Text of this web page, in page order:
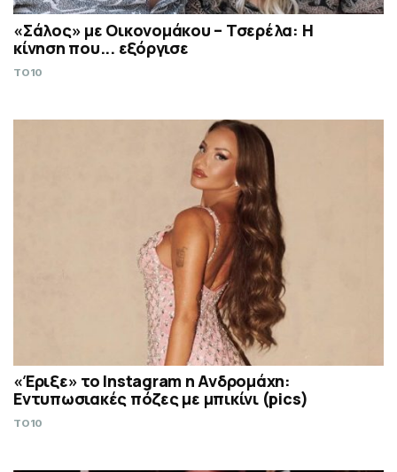
«Σάλος» με Οικονομάκου – Τσερέλα: Η
κίνηση που... εξόργισε
TO10
«Έριξε» το Instagram η Ανδρομάχη:
Εντυπωσιακές πόζες με μπικίνι (pics)
TO10